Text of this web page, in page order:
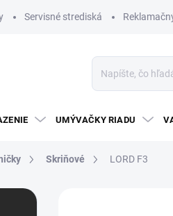
Servisné strediská
UMÝVAČKY RIADU
Skriňové LORD F3